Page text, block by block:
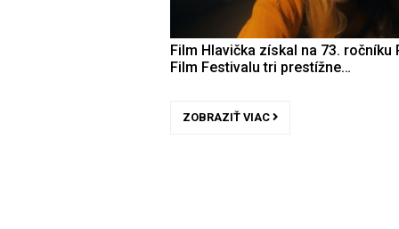
Film Hlavička získal na 73. ročníku
Film Festivalu tri prestížne…
ZOBRAZIŤ VIAC